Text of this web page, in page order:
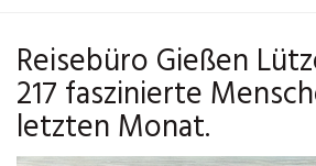
Reisebüro Gießen
217 faszinierte
letzten Monat.